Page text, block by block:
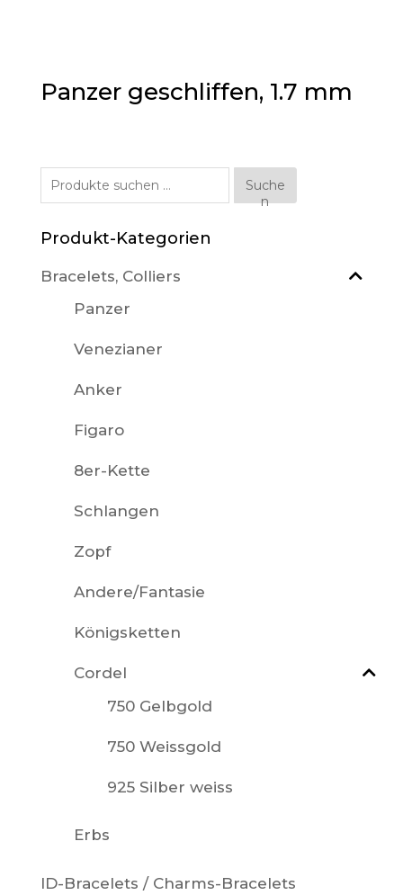
Panzer geschliffen, 1.7 mm
Suche
nach:
Suche
n
Produkt-Kategorien
Bracelets, Colliers
Panzer
Venezianer
Anker
Figaro
8er-Kette
Schlangen
Zopf
Andere/Fantasie
Königsketten
Cordel
750 Gelbgold
750 Weissgold
925 Silber weiss
Erbs
ID-Bracelets / Charms-Bracelets